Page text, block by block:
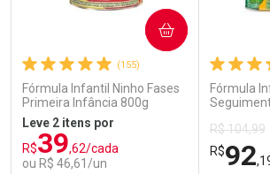
(155)
Fórmula Infantil Ninho Fases
Primeira Infância 800g
Leve 2 itens por
R$39,62/cada
ou R$ 46,61/un
COMPRAR
Fórmula
Primeira
2
R$ 104,99
R$92